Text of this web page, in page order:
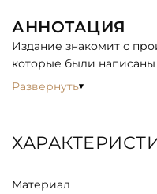
АННОТАЦИЯ
Издание знакомит с
которые были
Буховым, Гуревичем и
«Всеобщая история,
«Осиновый кол на
двухсот пятидесяти
Развернуть
Материал